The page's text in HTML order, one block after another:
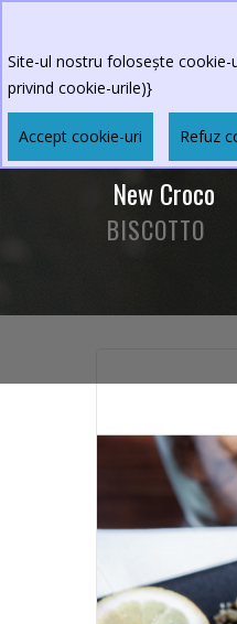
Site-ul nostru folosește cookie-
privind cookie-urile)}
Accept cookie-uri Refuz
New Croco
BISCOTTO